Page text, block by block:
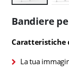
all'inizio
della
di
Bandiere
Caratteristiche
La tua